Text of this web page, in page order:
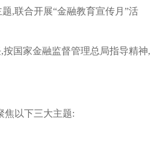
,联合开展“金融教育宣传月”活
国家金融监督管理总局指导精神,
焦以下三大主题: